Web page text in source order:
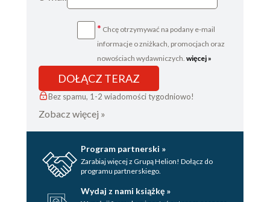
* Chcę otrzymywać na podany e-mail
informacje o zniżkach, promocjach oraz
nowościach wydawniczych. więcej »
DOŁĄCZ TERAZ
Bez spamu, 1-2 wiadomości tygodniowo!
Zobacz więcej »
Program partnerski »
Zarabiaj więcej z Grupą Helion! Dołącz do
programu partnerskiego.
Wydaj z nami książkę »